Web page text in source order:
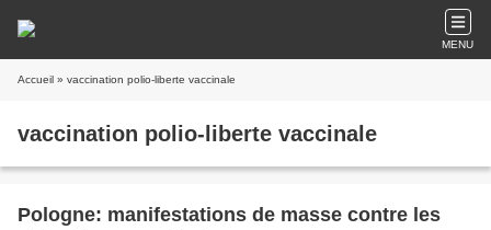
MENU
Accueil » vaccination polio-liberte vaccinale
vaccination polio-liberte vaccinale
Pologne: manifestations de masse contre les